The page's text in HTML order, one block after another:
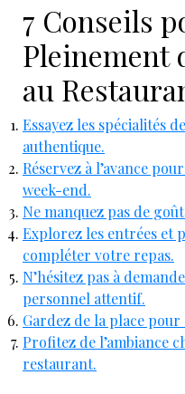
7 Conseils
Pleinement
au
Essayez les spécialités
authentique.
Réservez à l’avance
week-end.
Ne manquez pas de
Explorez les entrées et
compléter votre repas.
N’hésitez pas à
personnel attentif.
Gardez de la place
Profitez de l’ambiance
restaurant.